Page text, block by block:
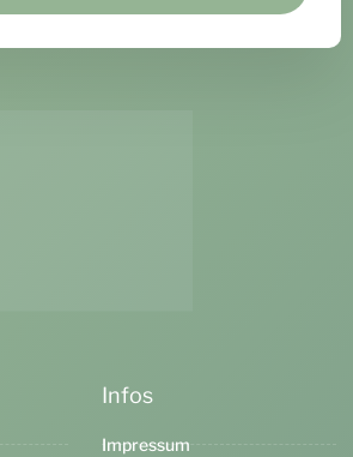
Infos
Impressum